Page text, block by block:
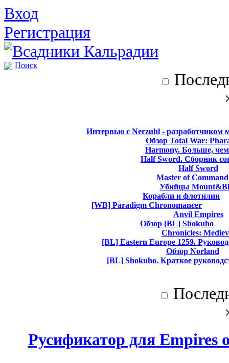
Вход
Регистрация
Поиск
Интервью с Nerzuhl - разработчиком
Обзор Total War:
Harmony. Больше,
Half Sword. Сборник
Half Sword
Master of Command
Убийцы
Корабли и флотилии
[WB] Paradigm Chronomancer
Anvil Empires
Обзор [BL] Shokuho
Chronicles:
[BL] Eastern Europe 1259.
Обзор Norland
[BL] Shokuho. Краткое
Русификатор для Empires